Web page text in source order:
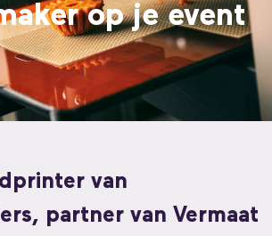
op je event
van
partner van Vermaat